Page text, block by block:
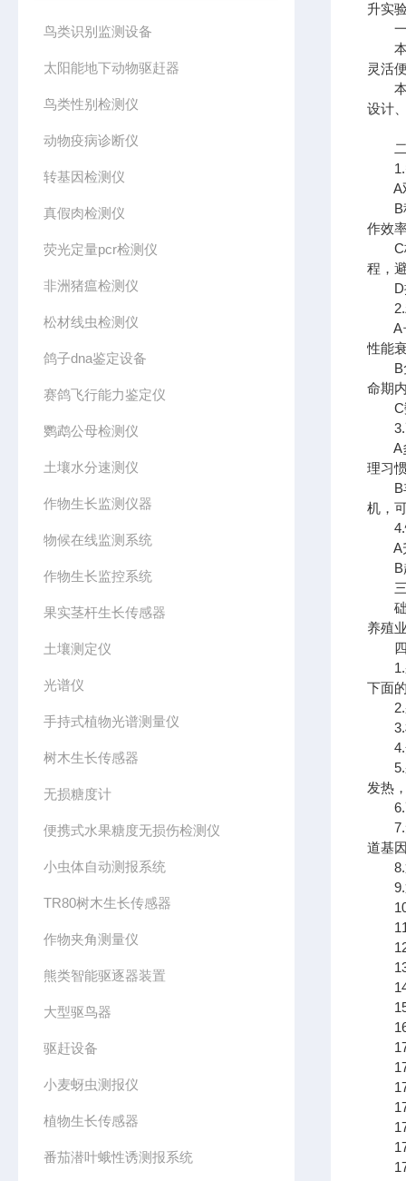
鸟类识别监测设备
太阳能地下动物驱赶器
鸟类性别检测仪
动物疫病诊断仪
转基因检测仪
真假肉检测仪
荧光定量pcr检测仪
非洲猪瘟检测仪
松材线虫检测仪
鸽子dna鉴定设备
赛鸽飞行能力鉴定仪
鹦鹉公母检测仪
土壤水分速测仪
作物生长监测仪器
物候在线监测系统
作物生长监控系统
果实茎杆生长传感器
土壤测定仪
光谱仪
手持式植物光谱测量仪
树木生长传感器
无损糖度计
便携式水果糖度无损伤检测仪
小虫体自动测报系统
TR80树木生长传感器
作物夹角测量仪
熊类智能驱逐器装置
大型驱鸟器
驱赶设备
小麦蚜虫测报仪
植物生长传感器
番茄潜叶蛾性诱测报系统
升实
一
本仪
灵活
本仪
设计
二
1.智
A双
B程
作效
C极
程，
D操
2.精
A长
性能
B免
命期
C数
3.高
A多
理习
B丰
机，
4.
A升
B超
三
础科
养殖
四
1.采
下面
2.采
3.样
4.开
5.采
发热
6.高
7.无
道基
8.通
9.通
10.
11.
12.
13.
14.
15.
16.
17.
17.1
17.2
17.3
17.4
17.5